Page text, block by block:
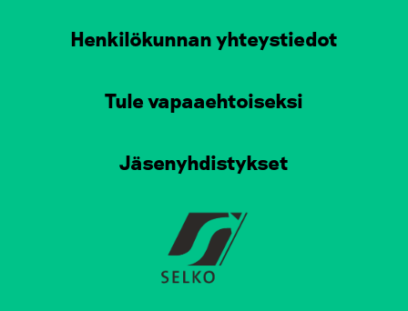
Henkilökunnan yhteystiedot
Tule vapaaehtoiseksi
Jäsenyhdistykset